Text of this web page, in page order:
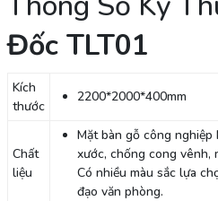
Đốc TLT01
Kích
thước
2200*2000*400mm
Chất
liệu
Mặt bàn gỗ công nghiệp
xước, chống cong vênh,
Có nhiều màu sắc lựa
đạo văn phòng.